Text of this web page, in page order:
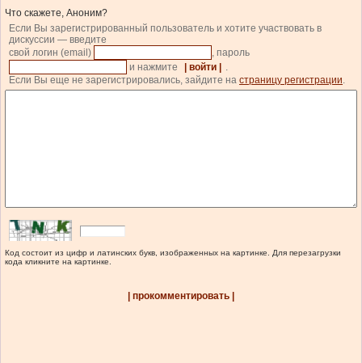
Что скажете, Аноним?
Если Вы зарегистрированный пользователь и хотите участвовать в
дискуссии — введите
свой логин (email)
, пароль
и нажмите
| войти |
.
Если Вы еще не зарегистрировались, зайдите на страницу регистрации.
Код состоит из цифр и латинских букв, изображенных на картинке. Для перезагрузки
кода кликните на картинке.
| прокомментировать |